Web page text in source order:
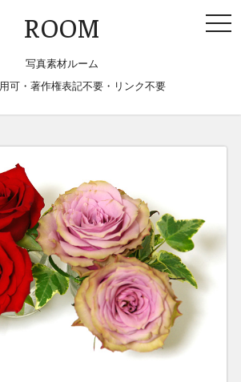
ROOM
写真素材ルーム
可・著作権表記不要・リンク不要